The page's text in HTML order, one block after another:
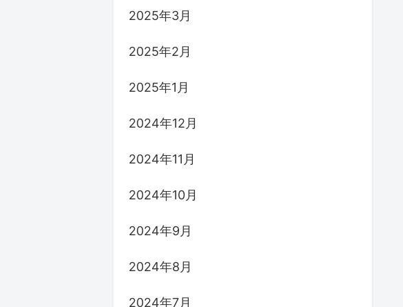
2025年3月
2025年2月
2025年1月
2024年12月
2024年11月
2024年10月
2024年9月
2024年8月
2024年7月